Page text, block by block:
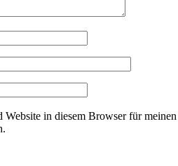
in diesem Browser für meinen